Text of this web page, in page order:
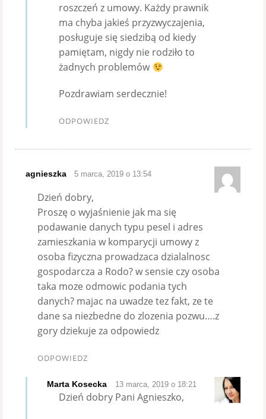
roszczeń z umowy. Każdy prawnik
ma chyba jakieś przyzwyczajenia,
posługuje się siedzibą od kiedy
pamiętam, nigdy nie rodziło to
żadnych problemów
Pozdrawiam serdecznie!
ODPOWIEDZ
agnieszka 5 marca, 2019 o 13:54
Dzień dobry,
Proszę o wyjaśnienie jak ma się
podawanie danych typu pesel i adres
zamieszkania w komparycji umowy z
osoba fizyczna prowadzaca dzialalnosc
gospodarcza a Rodo? w sensie czy osoba
taka moze odmowic podania tych
danych? majac na uwadze tez fakt, ze te
dane sa niezbedne do zlozenia pozwu….z
gory dziekuje za odpowiedz
ODPOWIEDZ
Marta Kosecka 13 marca, 2019 o 18:21
Dzień dobry Pani Agnieszko,